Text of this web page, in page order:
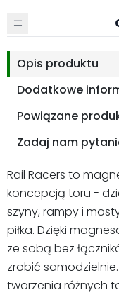
Opis produktu
Dodatkowe
Powiązane
Zadaj nam
Rail Racers to
koncepcją toru -
szyny, rampy i
piłka. Dzięki
ze sobą bez
zrobić
tworzenia różnych